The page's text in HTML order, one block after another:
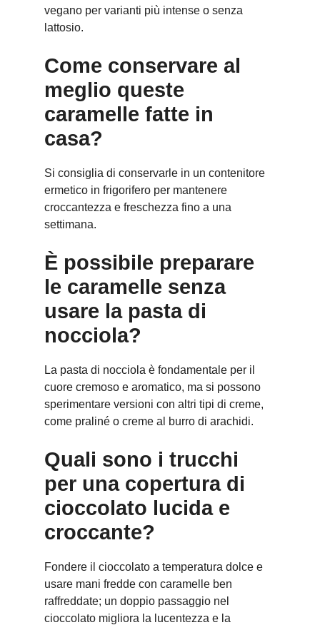
vegano per varianti più intense o senza
lattosio.
Come conservare al
meglio queste
caramelle fatte in
casa?
Si consiglia di conservarle in un contenitore
ermetico in frigorifero per mantenere
croccantezza e freschezza fino a una
settimana.
È possibile preparare
le caramelle senza
usare la pasta di
nocciola?
La pasta di nocciola è fondamentale per il
cuore cremoso e aromatico, ma si possono
sperimentare versioni con altri tipi di creme,
come praliné o creme al burro di arachidi.
Quali sono i trucchi
per una copertura di
cioccolato lucida e
croccante?
Fondere il cioccolato a temperatura dolce e
usare mani fredde con caramelle ben
raffreddate; un doppio passaggio nel
cioccolato migliora la lucentezza e la